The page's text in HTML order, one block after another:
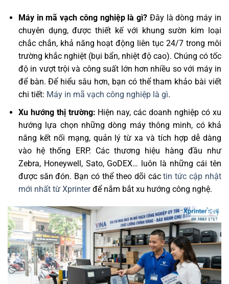
Máy in mã vạch công nghiệp là gì? Đây là dòng máy in
chuyên dụng, được thiết kế với khung sườn kim loại
chắc chắn, khả năng hoạt động liên tục 24/7 trong môi
trường khắc nghiệt (bụi bẩn, nhiệt độ cao). Chúng có tốc
độ in vượt trội và công suất lớn hơn nhiều so với máy in
để bàn. Để hiểu sâu hơn, bạn có thể tham khảo bài viết
chi tiết: Máy in mã vạch công nghiệp là gì.
Xu hướng thị trường: Hiện nay, các doanh nghiệp có xu
hướng lựa chọn những dòng máy thông minh, có khả
năng kết nối mạng, quản lý từ xa và tích hợp dễ dàng
vào hệ thống ERP. Các thương hiệu hàng đầu như
Zebra, Honeywell, Sato, GoDEX… luôn là những cái tên
được săn đón. Bạn có thể theo dõi cáctin tức cập nhật
mới nhất từ Xprinterđể nắm bắt xu hướng công nghệ.